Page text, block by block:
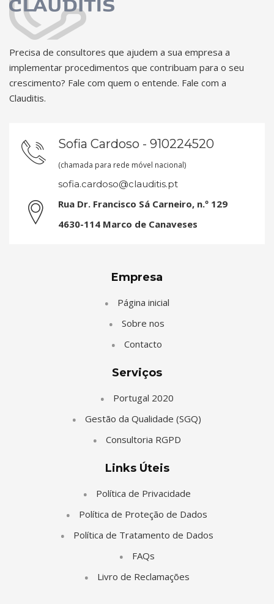
Precisa de consultores que ajudem a sua empresa a
implementar procedimentos que contribuam para o seu
crescimento? Fale com quem o entende. Fale com a
Clauditis.
Sofia Cardoso - 910224520
(chamada para rede móvel nacional)
sofia.cardoso@clauditis.pt
Rua Dr. Francisco Sá Carneiro, n.º 129
4630-114 Marco de Canaveses
Empresa
Página inicial
Sobre nos
Contacto
Serviços
Portugal 2020
Gestão da Qualidade (SGQ)
Consultoria RGPD
Links Úteis
Política de Privacidade
Política de Proteção de Dados
Política de Tratamento de Dados
FAQs
Livro de Reclamações